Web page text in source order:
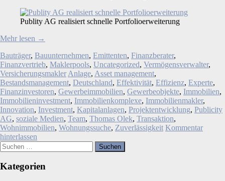
Publity AG realisiert schnelle Portfolioerweiterung
Mehr lesen →
Bauträger, Bauunternehmen, Emittenten, Finanzberater,
Finanzvertrieb, Maklerpools, Uncategorized, Vermögensverwalter,
Versicherungsmakler Anlage, Asset management,
Bestandsmanagement, Deutschland, Effektivität, Effizienz, Experte,
Finanzinvestoren, Gewerbeimmobilien, Gewerbeobjekte, Immobilien,
Immobilieninvestment, Immobilienkomplexe, Immobilienmakler,
Innovation, Investment, Kapitalanlagen, Projektentwicklung, Publicity
AG, soziale Medien, Team, Thomas Olek, Transaktion,
Wohnimmobilien, Wohnungssuche, Zuverlässigkeit Kommentar
hinterlassen
Suchen
nach:
Kategorien